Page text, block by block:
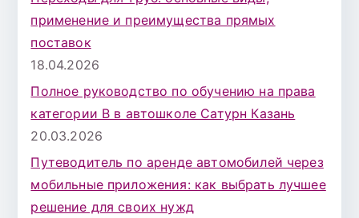
применение и преимущества прямых
поставок
18.04.2026
Полное руководство по обучению на права
категории B в автошколе Сатурн Казань
20.03.2026
Путеводитель по аренде автомобилей через
мобильные приложения: как выбрать лучшее
решение для своих нужд